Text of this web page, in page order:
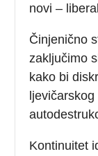
novi –
Činjenično
zaključimo
kako bi
Kontinuitet